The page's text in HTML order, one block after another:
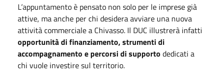
L’appuntamento è pensato non solo per le imprese già
attive, ma anche per chi desidera avviare una nuova
attività commerciale a Chivasso. Il DUC illustrerà infatti
opportunità di finanziamento, strumenti di
accompagnamento e percorsi di supporto dedicati a
chi vuole investire sul territorio.